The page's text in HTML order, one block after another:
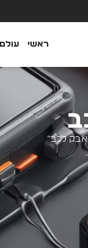
ראשי
אבק לכב”